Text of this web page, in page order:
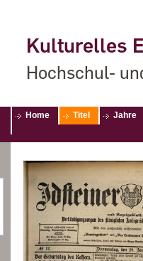
Kulturelles
Hochschul-
Home Titel Jahre